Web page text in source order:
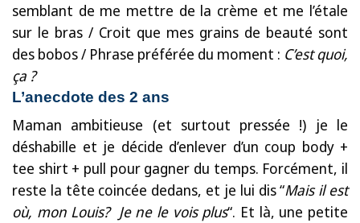
semblant de me mettre de la crème et me l’étale
sur le bras / Croit que mes grains de beauté sont
des bobos / Phrase préférée du moment : C’est quoi,
ça ?
L’anecdote des 2 ans
Maman ambitieuse (et surtout pressée !) je le
déshabille et je décide d’enlever d’un coup body +
tee shirt + pull pour gagner du temps. Forcément, il
reste la tête coincée dedans, et je lui dis “Mais il est
où, mon Louis? Je ne le vois plus“. Et là, une petite